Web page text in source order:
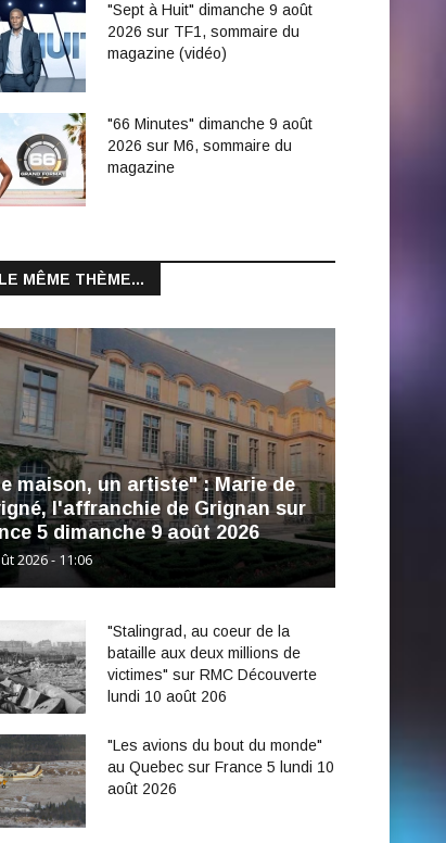
"Sept à Huit" dimanche 9 août
2026 sur TF1, sommaire du
magazine (vidéo)
"66 Minutes" dimanche 9 août
2026 sur M6, sommaire du
magazine
MÊME THÈME...
maison, un artiste" : Marie de
l'affranchie de Grignan sur
5 dimanche 9 août 2026
2026 - 11:06
"Stalingrad, au coeur de la
bataille aux deux millions de
victimes" sur RMC Découverte
lundi 10 août 206
"Les avions du bout du monde"
au Quebec sur France 5 lundi 10
août 2026